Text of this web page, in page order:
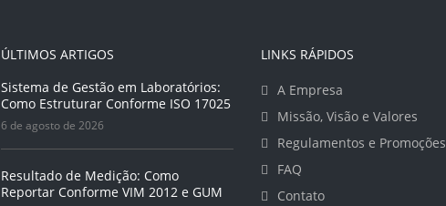
ÚLTIMOS ARTIGOS
Sistema de Gestão em Laboratórios:
Como Estruturar Conforme ISO 17025
6 de agosto de 2026
Resultado de Medição: Como
Reportar Conforme VIM 2012 e GUM
LINKS RÁPIDOS
A Empresa
Missão, Visão e Valores
Regulamentos e Promoções
FAQ
Contato